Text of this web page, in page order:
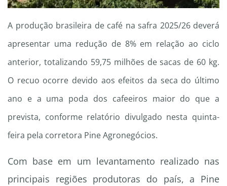
A produção brasileira de café na safra 2025/26 deverá
apresentar uma redução de 8% em relação ao ciclo
anterior, totalizando 59,75 milhões de sacas de 60 kg.
O recuo ocorre devido aos efeitos da seca do último
ano e a uma poda dos cafeeiros maior do que a
prevista, conforme relatório divulgado nesta quinta-
feira pela corretora Pine Agronegócios.
Com base em um levantamento realizado nas
principais regiões produtoras do país, a Pine